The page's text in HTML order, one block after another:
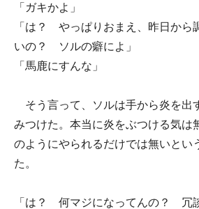
「ガキかよ」
「は？ やっぱりおまえ、昨日から
いの？ ソルの癖によ」
「馬鹿にすんな」
そう言って、ソルは手から炎を出
みつけた。本当に炎をぶつける気は
のようにやられるだけでは無いとい
た。
「は？ 何マジになってんの？ 冗